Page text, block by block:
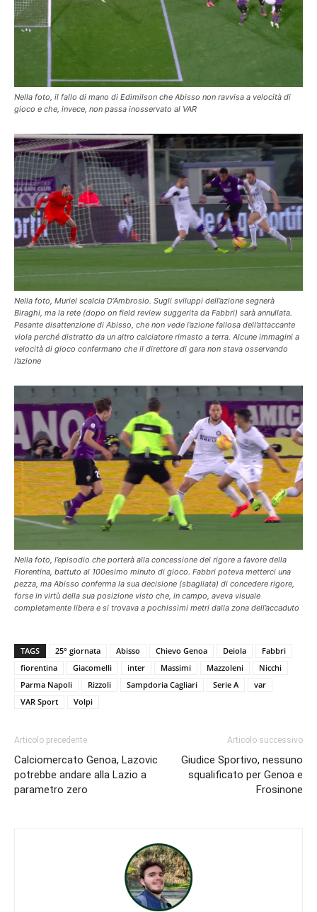
Nella foto, il fallo di mano di Edimilson che Abisso non ravvisa a velocità di
gioco e che, invece, non passa inosservato al VAR
Nella foto, Muriel scalcia D’Ambrosio. Sugli sviluppi dell’azione segnerà
Biraghi, ma la rete (dopo on field review suggerita da Fabbri) sarà annullata.
Pesante disattenzione di Abisso, che non vede l’azione fallosa dell’attaccante
viola perché distratto da un altro calciatore rimasto a terra. Alcune immagini a
velocità di gioco confermano che il direttore di gara non stava osservando
l’azione
Nella foto, l’episodio che porterà alla concessione del rigore a favore della
Fiorentina, battuto al 100esimo minuto di gioco. Fabbri poteva metterci una
pezza, ma Abisso conferma la sua decisione (sbagliata) di concedere rigore,
forse in virtù della sua posizione visto che, in campo, aveva visuale
completamente libera e si trovava a pochissimi metri dalla zona dell’accaduto
TAGS 25° giornata Abisso Chievo Genoa Deiola
Fabbri
fiorentina
Giacomelli inter Massimi Mazzoleni
Nicchi
Parma Napoli
Rizzoli Sampdoria Cagliari Serie A
var
VAR Sport
Volpi
Articolo precedente
Calciomercato Genoa, Lazovic
potrebbe andare alla Lazio a
parametro zero
Articolo successivo
Giudice Sportivo, nessuno
squalificato per Genoa e
Frosinone